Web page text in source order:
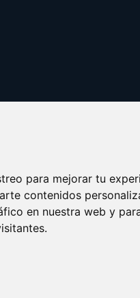
para mejorar tu
contenidos
en nuestra web y